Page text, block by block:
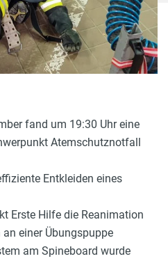
fand um 19:30 Uhr eine
Atemschutznotfall
Entkleiden eines
Erste Hilfe die Reanimation
einer Übungspuppe
am Spineboard wurde